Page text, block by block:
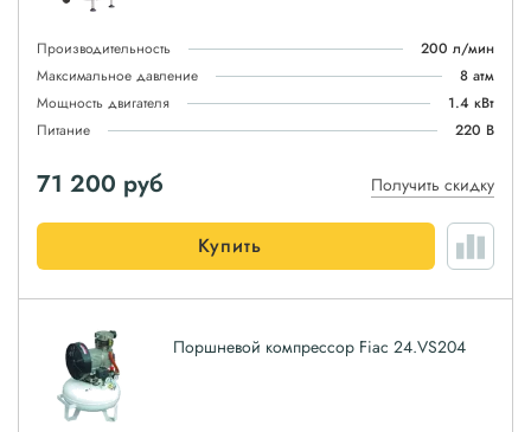
Производительность
200 л/мин
Максимальное давление
8 атм
Мощность двигателя
1.4 кВт
Питание
220 В
71 200 руб Получить скидку
Купить
Поршневой компрессор Fiac 24.VS204